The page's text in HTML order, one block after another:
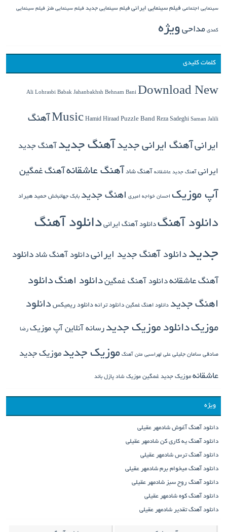
سینمایی اجتماعی فیلم سینمایی ایرانی فیلم سینمایی جدید فیلم سینمایی طنز فیلم سینمایی
کمدی مداحی ویژه
کلمات کلیدی
Ali Lohrasbi Babak Jahanbakhsh Behnam Bani Download New
Music Hamid Hiraad Puzzle Band Reza Sadeghi Saman Jalili آهنگ
ایرانی آهنگ ایرانی جدید آهنگ جدید آهنگ جدید
ایرانی آهنگ جدید عاشقانه آهنگ شاد آهنگ عاشقانه آهنگ غمگین
آپ موزیک احسان خواجه امیری اهنگ جدید بابک جهانبخش حمید هیراد
دانلود آهنگ دانلود آهنگ ایرانی دانلود آهنگ
جدید دانلود آهنگ جدید ایرانیدانلود آهنگ شاد دانلود
آهنگ عاشقانهدانلود آهنگ غمگیندانلود اهنگ دانلود
اهنگ جدید دانلود اهنگ غمگین دانلود ترانه دانلود ریمیکس دانلود
موزیکدانلود موزیک جدید رسانه آنلاین آپ موزیک رضا
صادقی سامان جلیلی علی لهراسبی متن آهنگ موزیک جدید موزیک جدید
عاشقانه موزیک جدید غمگین موزیک شاد پازل باند
ویژه
دانلود آهنگ آغوش شادمهر عقیلی
دانلود آهنگ یه کاری کن شادمهر عقیلی
دانلود آهنگ ترس شادمهر عقیلی
دانلود آهنگ میخوام برم شادمهر عقیلی
دانلود آهنگ روح سبز شادمهر عقیلی
دانلود آهنگ کوه شادمهر عقیلی
دانلود آهنگ تقدیر شادمهر عقیلی